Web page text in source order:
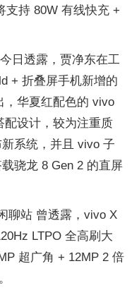
支持 80W 有线快充 +
日透露，贾净东在工
+ 折叠屏手机新增的
，华夏红配色的 vivo
配设计，较为注重质
系统，并且 vivo 子
骁龙 8 Gen 2 的直屏
聊站 曾透露，vivo X
LTPO 全高刷大
超广角 + 12MP 2 倍